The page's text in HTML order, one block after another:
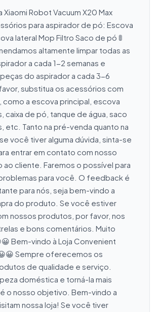
Xiaomi Robot Vacuum X20 Max
para aspirador de pó: Escova
lateral Mop Filtro Saco de pó 🚦
altamente limpar todas as
a cada 1-2 semanas e
do aspirador a cada 3-6
substitua os acessórios com
como a escova principal, escova
caixa de pó, tanque de água, saco
etc. Tanto na pré-venda quanto na
você tiver alguma dúvida, sinta-se
entrar em contato com nosso
ao cliente. Faremos o possível para
para você. O feedback é
para nós, seja bem-vindo a
do produto. Se você estiver
nossos produtos, por favor, nos
e bons comentários. Muito
Bem-vindo à Loja Convenient
Sempre oferecemos os
de qualidade e serviço.
doméstica e torná-la mais
o nosso objetivo. Bem-vindo a
nossa loja! Se você tiver